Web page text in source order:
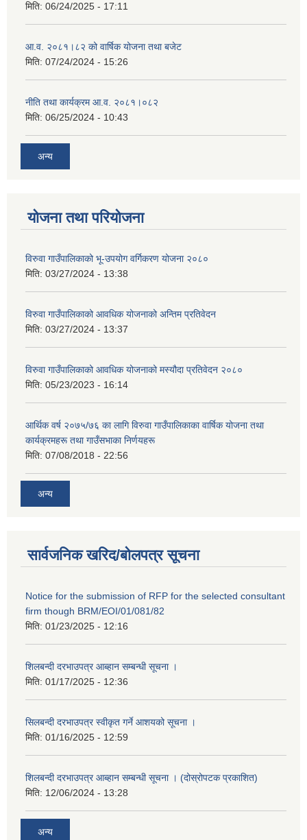
मिति: 06/24/2025 - 17:11
आ.व. २०८१।८२ को वार्षिक योजना तथा बजेट
मिति: 07/24/2024 - 15:26
नीति तथा कार्यक्रम आ.व. २०८१।०८२
मिति: 06/25/2024 - 10:43
अन्य
योजना तथा परियोजना
विरुवा गाउँपालिकाको भू-उपयोग वर्गिकरण योजना २०८०
मिति: 03/27/2024 - 13:38
विरुवा गाउँपालिकाको आवधिक योजनाको अन्तिम प्रतिवेदन
मिति: 03/27/2024 - 13:37
विरुवा गाउँपालिकाको आवधिक योजनाको मस्यौदा प्रतिवेदन २०८०
मिति: 05/23/2023 - 16:14
आर्थिक वर्ष २०७५/७६ का लागि विरुवा गाउँपालिकाका वार्षिक योजना तथा
कार्यक्रमहरू तथा गाउँसभाका निर्णयहरू
मिति: 07/08/2018 - 22:56
अन्य
सार्वजनिक खरिद/बोलपत्र सूचना
Notice for the submission of RFP for the selected consultant
firm though BRM/EOI/01/081/82
मिति: 01/23/2025 - 12:16
शिलबन्दी दरभाउपत्र आब्हान सम्बन्धी सूचना ।
मिति: 01/17/2025 - 12:36
सिलबन्दी दरभाउपत्र स्वीकृत गर्ने आशयको सूचना ।
मिति: 01/16/2025 - 12:59
शिलबन्दी दरभाउपत्र आब्हान सम्बन्धी सूचना । (दोस्रोपटक प्रकाशित)
मिति: 12/06/2024 - 13:28
अन्य